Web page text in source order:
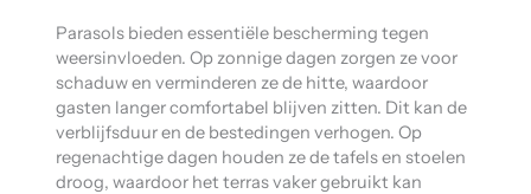
Parasols bieden essentiële bescherming tegen
weersinvloeden. Op zonnige dagen zorgen ze voor
schaduw en verminderen ze de hitte, waardoor
gasten langer comfortabel blijven zitten. Dit kan de
verblijfsduur en de bestedingen verhogen. Op
regenachtige dagen houden ze de tafels en stoelen
droog, waardoor het terras vaker gebruikt kan